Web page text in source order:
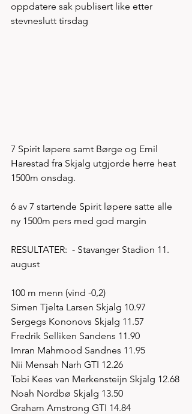
oppdatere sak publisert like etter
stevneslutt tirsdag
7 Spirit løpere samt Børge og Emil
Harestad fra Skjalg utgjorde herre heat
1500m onsdag.
6 av 7 startende Spirit løpere satte alle
ny 1500m pers med god margin
RESULTATER:  - Stavanger Stadion 11.
august
100 m menn (vind -0,2)
Simen Tjelta Larsen Skjalg 10.97
Sergegs Kononovs Skjalg 11.57
Fredrik Selliken Sandens 11.90
Imran Mahmood Sandnes 11.95
Nii Mensah Narh GTI 12.26
Tobi Kees van Merkensteijn Skjalg 12.68
Noah Nordbø Skjalg 13.50
Graham Amstrong GTI 14.84